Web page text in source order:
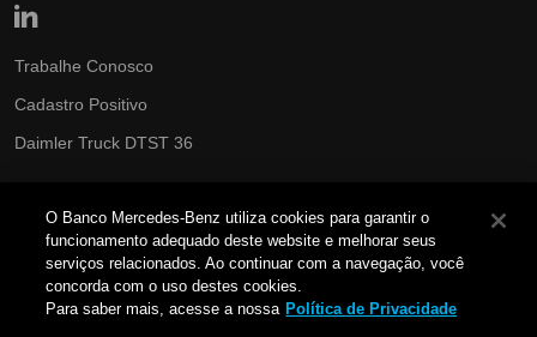
Trabalhe Conosco
Cadastro Positivo
Daimler Truck DTST 36
Política de Cookies
Portabilidade
Política de Segurança Cibernética
O Banco Mercedes-Benz utiliza cookies para garantir o
funcionamento adequado deste website e melhorar seus
serviços relacionados. Ao continuar com a navegação, você
concorda com o uso destes cookies.
Para saber mais, acesse a nossa Política de Privacidade